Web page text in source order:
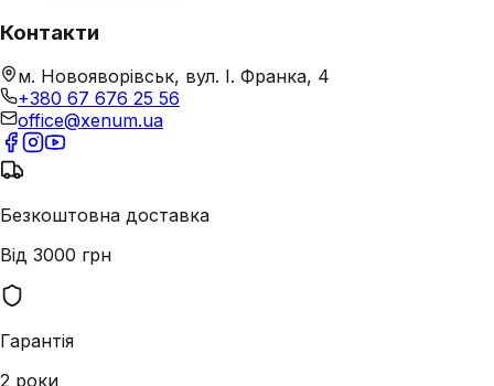
Контакти
м. Новояворівськ, вул. І. Франка, 4
+380 67 676 25 56
office@xenum.ua
Безкоштовна доставка
Від 3000 грн
Гарантія
2 роки